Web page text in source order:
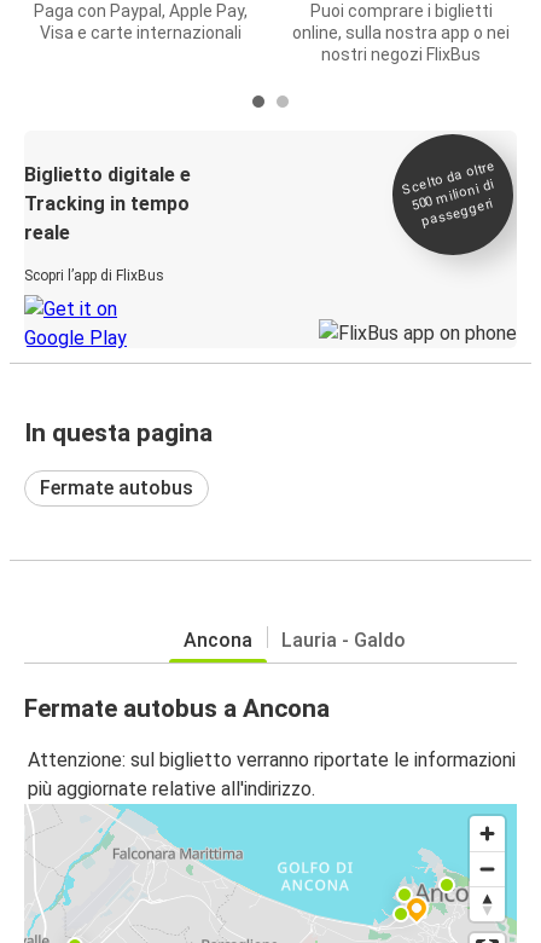
Paga con Paypal, Apple Pay,
Visa e carte internazionali
Puoi comprare i biglietti
online, sulla nostra app o nei
nostri negozi FlixBus
Biglietto digitale e
Tracking in tempo
reale
Scopri l’app di FlixBus
Scelto da oltre
500
milioni di
passeggeri
In questa pagina
Fermate autobus
Ancona Lauria - Galdo
Fermate autobus a Ancona
Attenzione: sul biglietto verranno riportate le informazioni
più aggiornate relative all'indirizzo.